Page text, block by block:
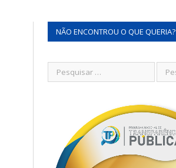
NÃO ENCONTROU O QUE QUERIA?